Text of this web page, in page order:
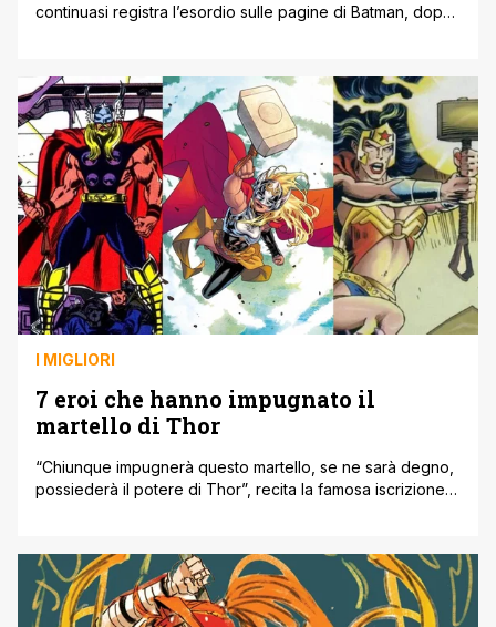
continuasi registra l’esordio sulle pagine di Batman, dopo
porterà dritti a Crisi Oscura sulle Terre Infinite, e de Il
Processo delle Amazzoni sulla serie di Wonder Woman. Si
[']
I MIGLIORI
7 eroi che hanno impugnato il
martello di Thor
“Chiunque impugnerà questo martello, se ne sarà degno,
possiederà il potere di Thor”, recita la famosa iscrizione
abbastanza “degno” di sollevare Mjolnir ha impugnato il
martello e ottenuto i poteri di Thor. Abbiamo visto vari [']